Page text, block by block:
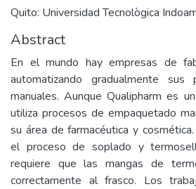
Quito: Universidad Tecnològica
Abstract
En el mundo hay empresas de
automatizando gradualmente sus
manuales. Aunque Qualipharm es
utiliza procesos de empaquetado
su área de farmacéutica y
el proceso de soplado y
requiere que las mangas de
correctamente al frasco. Los